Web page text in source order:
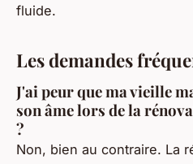
fluide.
Les demandes
J'ai peur que ma vieille
son âme lors de la
?
Non, bien au contraire. La